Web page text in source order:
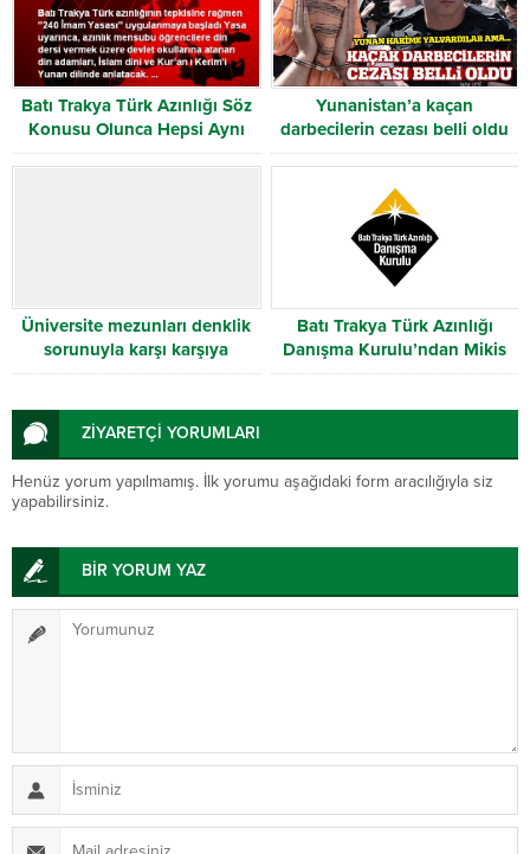
Batı Trakya Türk Azınlığı Söz
Konusu Olunca Hepsi Aynı
Yunanistan’a kaçan
darbecilerin cezası belli oldu
Üniversite mezunları denklik
sorunuyla karşı karşıya
Batı Trakya Türk Azınlığı
Danışma Kurulu’ndan Mikis
Theodorakis’e Cevap
ZİYARETÇİ YORUMLARI
Henüz yorum yapılmamış. İlk yorumu aşağıdaki form aracılığıyla siz
yapabilirsiniz.
BİR YORUM YAZ